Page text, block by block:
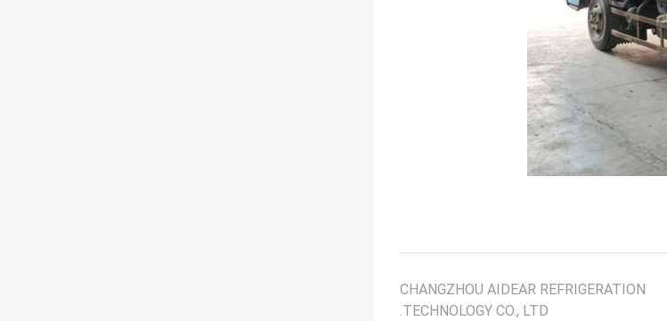
CHANGZHOU AIDEAR REFRIGERATION
TECHNOLOGY CO., LTD.